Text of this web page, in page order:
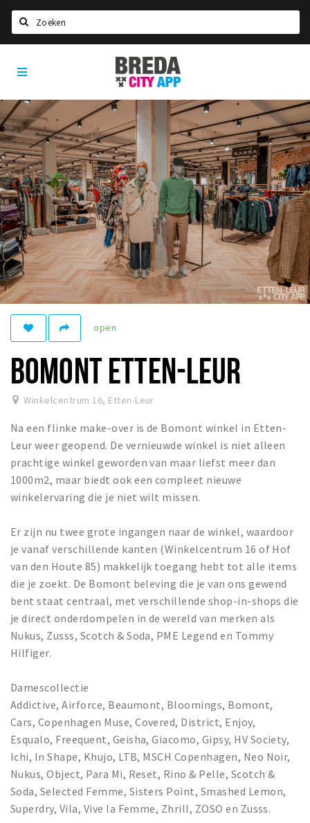
Home
Agenda
Deals
Party pics
Nieuws, interviews & blogs
Eten
Drinken
Slapen
Recreatief
Winkels
Winkelgebieden
Bezienswaardigheden
Musea, theaters & podia
Uitjes & activiteiten
Toeristische routes
Natuurgebieden
Baroniepoorten
Privacy
Inloggen
Breda
City
App
open
BOMONT ETTEN-LEUR
Winkelcentrum 16, Etten-Leur
Na een flinke make-over is de Bomont winkel in Etten-
Leur weer geopend. De vernieuwde winkel is niet alleen
prachtige winkel geworden van maar liefst meer dan
1000m2, maar biedt ook een compleet nieuwe
winkelervaring die je niet wilt missen.
Er zijn nu twee grote ingangen naar de winkel, waardoor
je vanaf verschillende kanten (Winkelcentrum 16 of Hof
van den Houte 85) makkelijk toegang hebt tot alle items
die je zoekt. De Bomont beleving die je van ons gewend
bent staat centraal, met verschillende shop-in-shops die
je direct onderdompelen in de wereld van merken als
Nukus, Zusss, Scotch & Soda, PME Legend en Tommy
Hilfiger.
Damescollectie
Addictive, Airforce, Beaumont, Bloomings, Bomont,
Cars, Copenhagen Muse, Covered, District, Enjoy,
Esqualo, Freequent, Geisha, Giacomo, Gipsy, HV Society,
Ichi, In Shape, Khujo, LTB, MSCH Copenhagen, Neo Noir,
Nukus, Object, Para Mi, Reset, Rino & Pelle, Scotch &
Soda, Selected Femme, Sisters Point, Smashed Lemon,
Superdry, Vila, Vive la Femme, Zhrill, ZOSO en Zusss.